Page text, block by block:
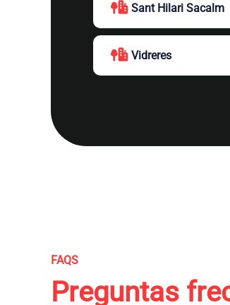
Sant Hilari Sacalm
Vidreres
FAQS
Preguntas